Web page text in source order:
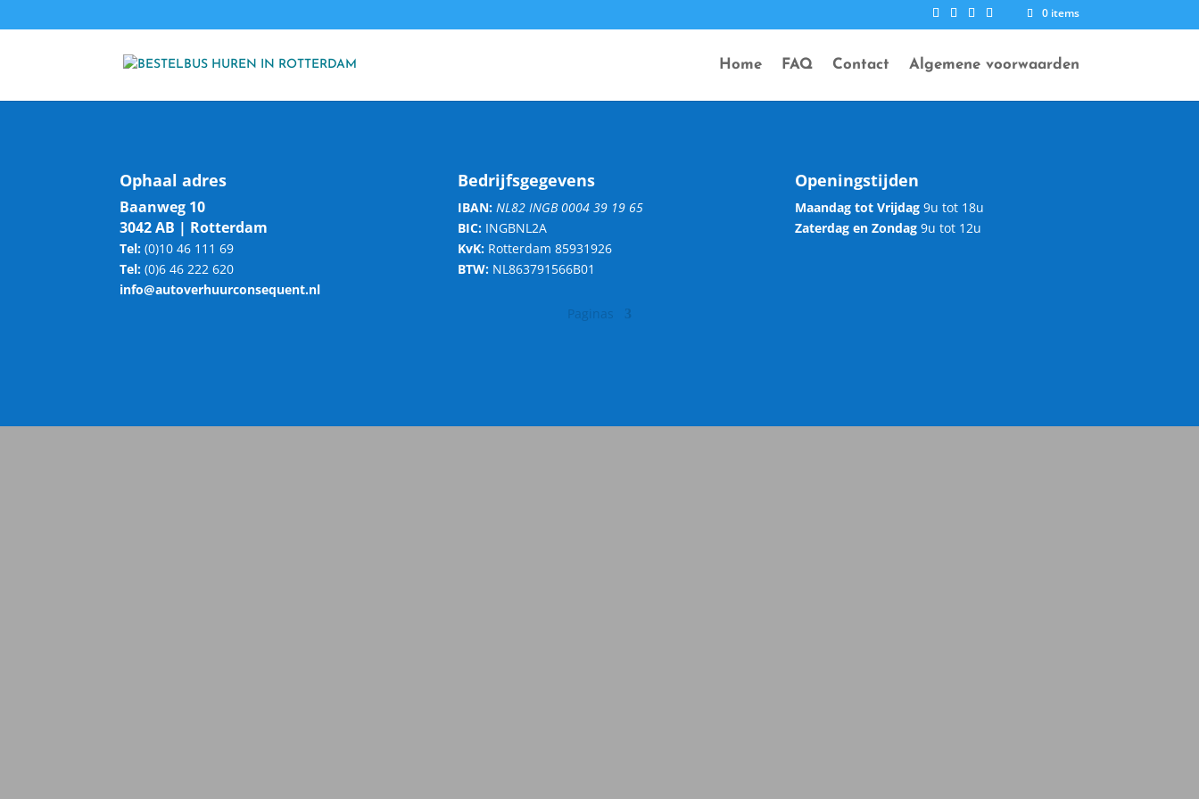
0 items
Home FAQ Contact Algemene voorwaarden
Ophaal adres
Baanweg 10
3042 AB | Rotterdam
Tel: (0)10 46 111 69
Tel: (0)6 46 222 620
info@autoverhuurconsequent.nl
Bedrijfsgegevens
IBAN: NL82 INGB 0004 39 19 65
BIC: INGBNL2A
KvK: Rotterdam 85931926
BTW: NL863791566B01
Openingstijden
Maandag tot Vrijdag9u tot 18u
Zaterdag en Zondag9u tot 12u
Paginas